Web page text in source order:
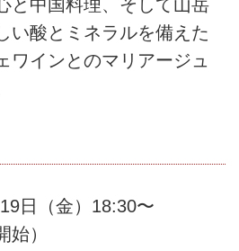
と中国料理、そして山岳
い酸とミネラルを備えた
ワインとのマリアージュ
日（金）18:30〜
）